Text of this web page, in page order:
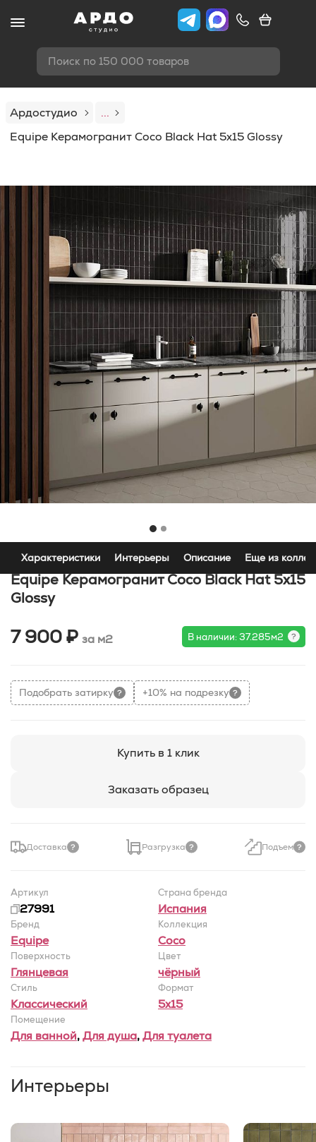
Поиск по 150 000 товаров
Ардостудио
...
Equipe Керамогранит Coco Black Hat 5x15 Glossy
Характеристики Интерьеры Описание Еще из
Equipe Керамогранит Coco Black Hat 5x15
Glossy
7 900 ₽ за м2 В наличии: 37.285м2
Подобрать затирку +10% на подрезку
Купить в 1 клик
Заказать образец
Доставка Разгрузка Подъем
Артикул
27991
Страна бренда
Испания
Бренд
Equipe
Коллекция
Coco
Поверхность
Глянцевая
Цвет
чёрный
Стиль
Классический
Формат
5x15
Помещение
Для ванной,Для душа,Для туалета
Интерьеры